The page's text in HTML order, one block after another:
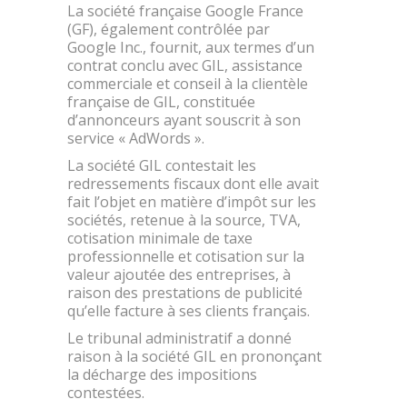
La société française Google France
(GF), également contrôlée par
Google Inc., fournit, aux termes d’un
contrat conclu avec GIL, assistance
commerciale et conseil à la clientèle
française de GIL, constituée
d’annonceurs ayant souscrit à son
service « AdWords ».
La société GIL contestait les
redressements fiscaux dont elle avait
fait l’objet en matière d’impôt sur les
sociétés, retenue à la source, TVA,
cotisation minimale de taxe
professionnelle et cotisation sur la
valeur ajoutée des entreprises, à
raison des prestations de publicité
qu’elle facture à ses clients français.
Le tribunal administratif a donné
raison à la société GIL en prononçant
la décharge des impositions
contestées.